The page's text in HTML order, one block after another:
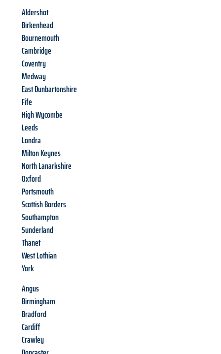
Aldershot
Birkenhead
Bournemouth
Cambridge
Coventry
Medway
East Dunbartonshire
Fife
High Wycombe
Leeds
Londra
Milton Keynes
North Lanarkshire
Oxford
Portsmouth
Scottish Borders
Southampton
Sunderland
Thanet
West Lothian
York
Angus
Birmingham
Bradford
Cardiff
Crawley